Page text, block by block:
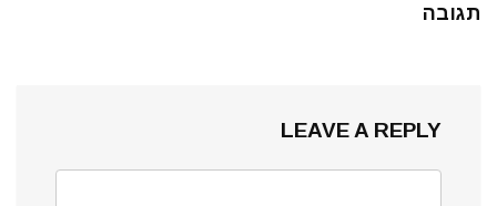
תגובה
LEAVE A REPLY